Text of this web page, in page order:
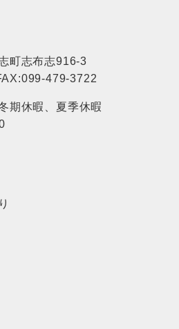
町志布志916-3
479-3722
期休暇、夏季休暇